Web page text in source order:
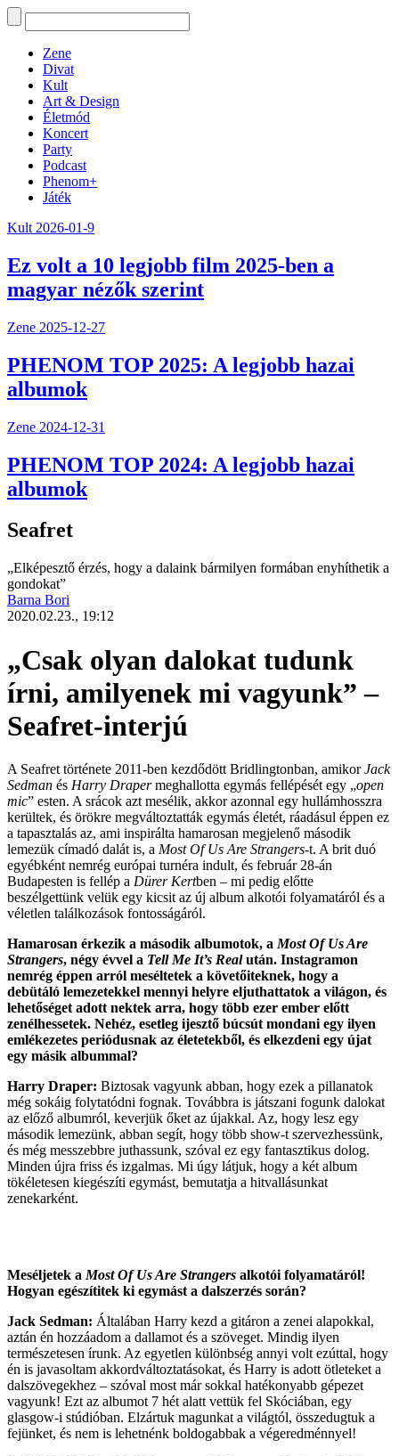
Zene
Divat
Kult
Art & Design
Életmód
Koncert
Party
Podcast
Phenom+
Játék
Kult 2026-01-9
Ez volt a 10 legjobb film 2025-ben a
magyar nézők szerint
Zene 2025-12-27
PHENOM TOP 2025: A legjobb hazai
albumok
Zene 2024-12-31
PHENOM TOP 2024: A legjobb hazai
albumok
Seafret
„Elképesztő érzés, hogy a dalaink bármilyen formában enyhíthetik a
gondokat”
Barna Bori
2020.02.23., 19:12
„Csak olyan dalokat tudunk
írni, amilyenek mi vagyunk” –
Seafret-interjú
A Seafret története 2011-ben kezdődött Bridlingtonban, amikorJack
Sedman és Harry Drapermeghallotta egymás fellépését egy „open
mic” esten. A srácok azt mesélik, akkor azonnal egy hullámhosszra
kerültek, és örökre megváltoztatták egymás életét, ráadásul éppen ez
a tapasztalás az, ami inspirálta hamarosan megjelenő második
lemezük címadó dalát is, a Most Of Us Are Strangers-t. A brit duó
egyébként nemrég európai turnéra indult, és február 28-án
Budapesten is fellép a Dürer Kertben – mi pedig előtte
beszélgettünk velük egy kicsit az új album alkotói folyamatáról és a
véletlen találkozások fontosságáról.
Hamarosan érkezik a második albumotok, a Most Of Us Are
Strangers, négy évvel a Tell Me It’s Realután. Instagramon
nemrég éppen arról meséltetek a követőiteknek, hogy a
debütáló lemezetekkel mennyi helyre eljuthattatok a világon, és
lehetőséget adott nektek arra, hogy több ezer ember előtt
zenélhessetek. Nehéz, esetleg ijesztő búcsút mondani egy ilyen
emlékezetes periódusnak az életetekből, és elkezdeni egy újat
egy másik albummal?
Harry Draper: Biztosak vagyunk abban, hogy ezek a pillanatok
még sokáig folytatódni fognak. Továbbra is játszani fogunk dalokat
az előző albumról, keverjük őket az újakkal. Az, hogy lesz egy
második lemezünk, abban segít, hogy több show-t szervezhessünk,
és még messzebbre juthassunk, szóval ez egy fantasztikus dolog.
Minden újra friss és izgalmas. Mi úgy látjuk, hogy a két album
tökéletesen kiegészíti egymást, bemutatja a hitvallásunkat
zenekarként.
Meséljetek a Most Of Us Are Strangers alkotói folyamatáról!
Hogyan egészítitek ki egymást a dalszerzés során?
Jack Sedman: Általában Harry kezd a gitáron a zenei alapokkal,
aztán én hozzáadom a dallamot és a szöveget. Mindig ilyen
természetesen írunk. Az egyetlen különbség annyi volt ezúttal, hogy
én is javasoltam akkordváltoztatásokat, és Harry is adott ötleteket a
dalszövegekhez – szóval most már sokkal hatékonyabb gépezet
vagyunk! Ezt az albumot 7 hét alatt vettük fel Skóciában, egy
glasgow-i stúdióban. Elzártuk magunkat a világtól, összedugtuk a
fejünket, és nem is lehetnénk boldogabbak a végeredménnyel!